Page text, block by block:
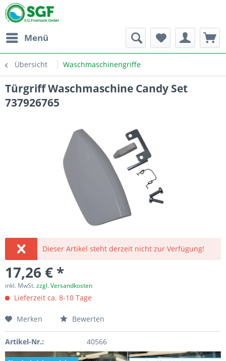
Menü
Übersicht Waschmaschinengriffe
Türgriff Waschmaschine Candy Set
737926765
Dieser Artikel steht derzeit nicht zur Verfügung!
17,26 € *
inkl. MwSt.zzgl. Versandkosten
Lieferzeit ca. 8-10 Tage
Merken Bewerten
Artikel-Nr.: 40566